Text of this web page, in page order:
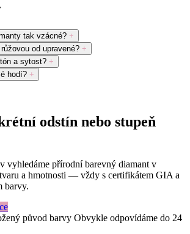
tak vzácné? +
od upravené? +
a sytost? +
hodí? +
odstín nebo stupeň
vyhledáme přírodní barevný diamant v
a hmotnosti — vždy s certifikátem GIA a
barvy.
původ barvy Obvykle odpovídáme do 24